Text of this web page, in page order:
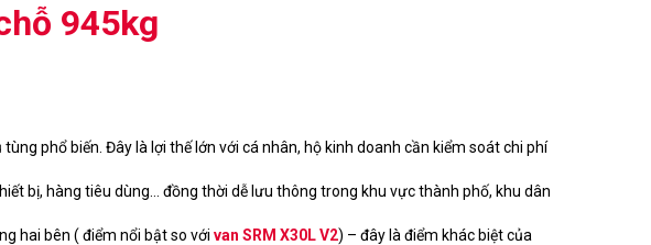
945kg
phổ biến. Đây là lợi thế lớn với cá nhân, hộ kinh doanh cần kiểm soát chi phí
bị, hàng tiêu dùng… đồng thời dễ lưu thông trong khu vực thành phố, khu dân
hai bên ( điểm nổi bật so với van SRM X30L V2) – đây là điểm khác biệt của